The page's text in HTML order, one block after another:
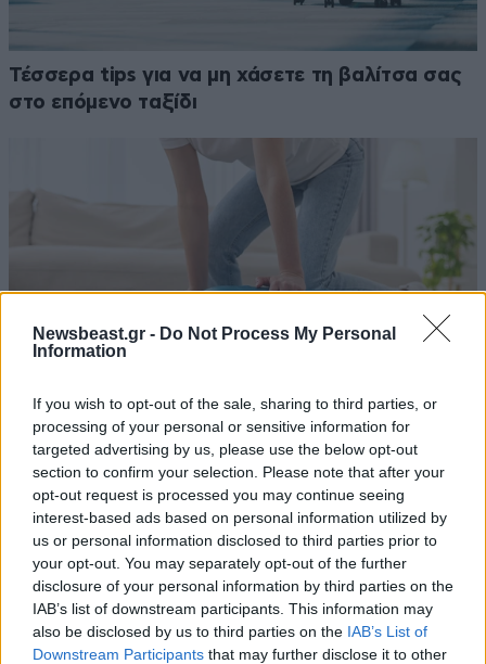
Newsbeast.gr - Do Not Process My Personal
Information
If you wish to opt-out of the sale, sharing to third parties, or
processing of your personal or sensitive information for
targeted advertising by us, please use the below opt-out
section to confirm your selection. Please note that after your
opt-out request is processed you may continue seeing
interest-based ads based on personal information utilized by
us or personal information disclosed to third parties prior to
your opt-out. You may separately opt-out of the further
disclosure of your personal information by third parties on the
IAB’s list of downstream participants. This information may
also be disclosed by us to third parties on the IAB’s List of
Downstream Participants that may further disclose it to other
Τέσσερα tips για να μη χάσετε τη βαλίτσα σας
στο επόμενο ταξίδι
Τέσσερα tips για να πακετάρεις σωστά τη
χειμωνιάτικη βαλίτσα σου
Ακολουθήστε τοNEWSBEASTστοGoogle News
και μάθετε πρώτοι όλες τις ειδήσεις